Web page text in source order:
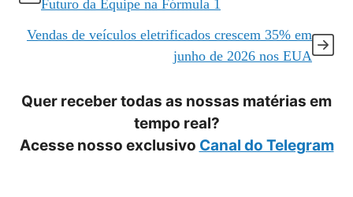
Futuro da Equipe na Fórmula 1
Vendas de veículos eletrificados crescem 35% em
junho de 2026 nos EUA
Quer receber todas as nossas matérias em
tempo real?
Acesse nosso exclusivo Canal do Telegram